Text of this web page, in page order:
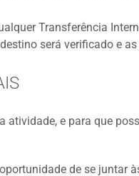
Transferência
será verificado e
atividade, e para que
de se juntar